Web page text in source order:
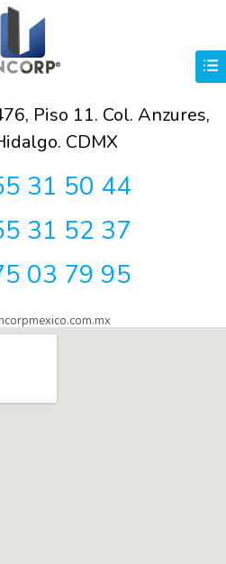
Piso 11. Col. Anzures,
CDMX
31 50 44
31 52 37
03 79 95